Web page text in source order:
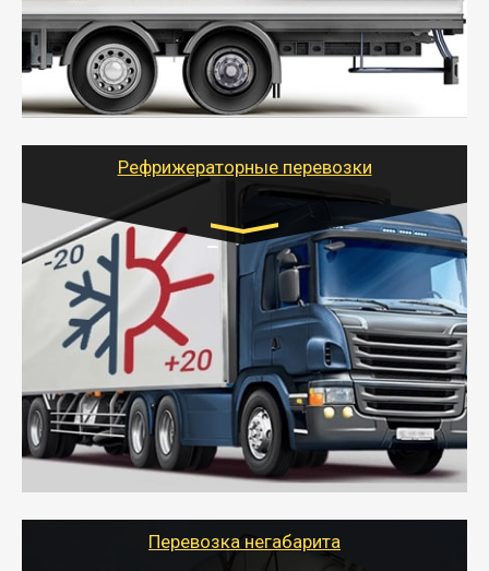
- Экономный способ доставить вещи от 200 кг в
другой город - догрузом или попутно. Попутные
грузоперевозки для физлиц, ИП и юрлиц обходятся
дешевле.
- Тайгер Логистик организует доставку
крупногабаритных и личных вещей по нужному
для погрузочно-разгрузочных работ при перевозке.
Рефрижераторные перевозки
Транспорт:
Газель (1,5 и 3 тонны), Бычок, Еврофура от 5 до
10 тонн
от 6000 руб.
- Рефрижераторные перевозки грузов с
соблюдением температурного режима, работающим
термописцем, санитарной обработкой кузова и мед.
книжкой у водителя.
- Тайгер Логистик поможет быстро перевезти
скоропортящиеся продукты в любой город России с
Перевозка негабарита